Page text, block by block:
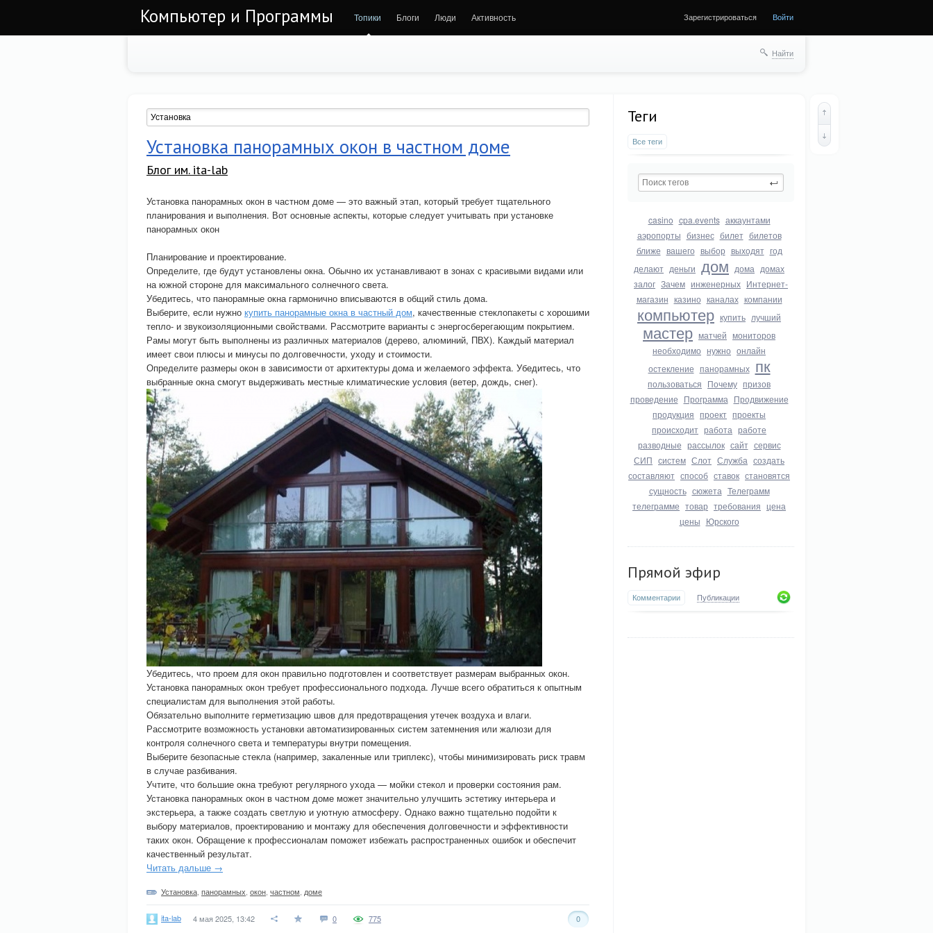
Компьютер и Программы Топики Блоги Люди Активность Зарегистрироваться Войти
Найти
Теги
Все теги
casino cpa.events аккаунтами
аэропорты бизнес билет билетов
ближе вашего выбор выходят год
делают деньги дом дома домах
залог Зачем инженерных Интернет-
магазин казино каналах компании
компьютер купить лучший
мастер матчей мониторов
необходимо нужно онлайн
остекление панорамных пк
пользоваться Почему призов
проведение Программа Продвижение
продукция проект проекты
происходит работа работе
разводные рассылок сайт сервис
СИП систем Слот Служба создать
составляют способ ставок становятся
сущность сюжета Телеграмм
телеграмме товар требования цена
цены Юрского
Прямой эфир
Комментарии Публикации
Установка панорамных окон в частном доме
Блог им. ita-lab
Установка панорамных окон в частном доме — это важный этап, который требует тщательного
планирования и выполнения. Вот основные аспекты, которые следует учитывать при установке
панорамных окон
Планирование и проектирование.
Определите, где будут установлены окна. Обычно их устанавливают в зонах с красивыми видами или
на южной стороне для максимального солнечного света.
Убедитесь, что панорамные окна гармонично вписываются в общий стиль дома.
Выберите, если нужно купить панорамные окна в частный дом, качественные стеклопакеты с хорошими
тепло- и звукоизоляционными свойствами. Рассмотрите варианты с энергосберегающим покрытием.
Рамы могут быть выполнены из различных материалов (дерево, алюминий, ПВХ). Каждый материал
имеет свои плюсы и минусы по долговечности, уходу и стоимости.
Определите размеры окон в зависимости от архитектуры дома и желаемого эффекта. Убедитесь, что
выбранные окна смогут выдерживать местные климатические условия (ветер, дождь, снег).
Убедитесь, что проем для окон правильно подготовлен и соответствует размерам выбранных окон.
Установка панорамных окон требует профессионального подхода. Лучше всего обратиться к опытным
специалистам для выполнения этой работы.
Обязательно выполните герметизацию швов для предотвращения утечек воздуха и влаги.
Рассмотрите возможность установки автоматизированных систем затемнения или жалюзи для
контроля солнечного света и температуры внутри помещения.
Выберите безопасные стекла (например, закаленные или триплекс), чтобы минимизировать риск травм
в случае разбивания.
Учтите, что большие окна требуют регулярного ухода — мойки стекол и проверки состояния рам.
Установка панорамных окон в частном доме может значительно улучшить эстетику интерьера и
экстерьера, а также создать светлую и уютную атмосферу. Однако важно тщательно подойти к
выбору материалов, проектированию и монтажу для обеспечения долговечности и эффективности
таких окон. Обращение к профессионалам поможет избежать распространенных ошибок и обеспечит
качественный результат.
Читать дальше →
Установка панорамных окон частном доме
ita-lab 4 мая 2025, 13:42 0 0
775